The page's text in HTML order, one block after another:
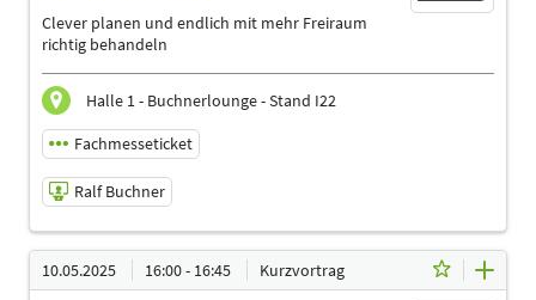
Sprache
Deutsch
Themen
Ergotherapeuten | Heilpraktiker | Logopäden,
Podologen | Sporttherapeuten
Clever planen und endlich mit mehr Freiraum
richtig behandeln
Halle 1 - Buchnerlounge - Stand I22
Fachmesseticket
Ralf Buchner
10.05.2025 | 15:00 - 15:45
Ralf Buchner
10.05.2025 16:00 - 16:45 Kurzvortrag